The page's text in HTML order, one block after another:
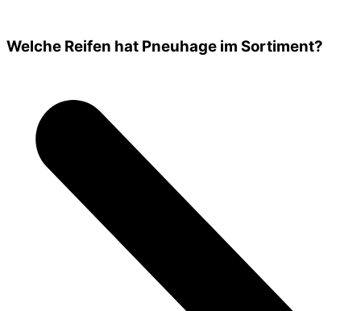
Welche Reifen hat Pneuhage im Sortiment?